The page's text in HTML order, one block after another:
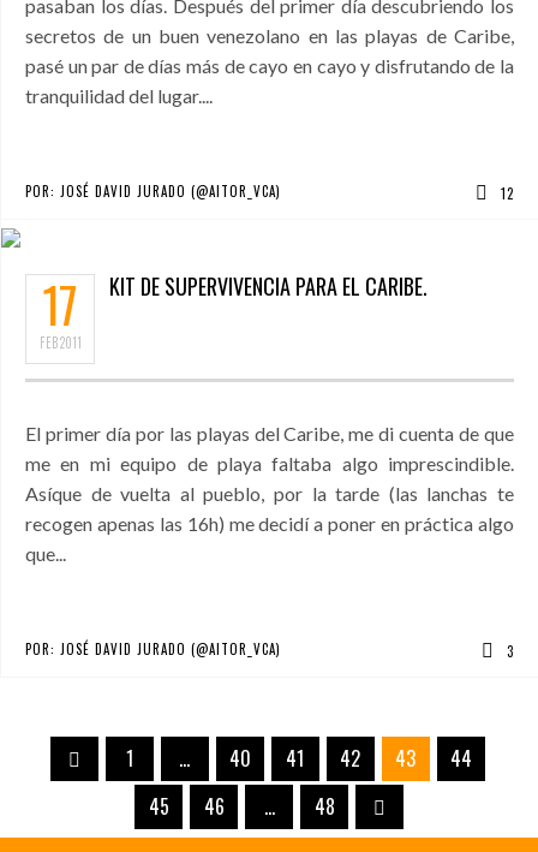
pasaban los días. Después del primer día descubriendo los
secretos de un buen venezolano en las playas de Caribe,
pasé un par de días más de cayo en cayo y disfrutando de la
tranquilidad del lugar....
POR: JOSÉ DAVID JURADO (@AITOR_VCA) 12
17
FEB2011
KIT DE SUPERVIVENCIA PARA EL CARIBE.
El primer día por las playas del Caribe, me di cuenta de que
me en mi equipo de playa faltaba algo imprescindible.
Asíque de vuelta al pueblo, por la tarde (las lanchas te
recogen apenas las 16h) me decidí a poner en práctica algo
que...
POR: JOSÉ DAVID JURADO (@AITOR_VCA) 3
1 … 40 41 42 43
44
45
46 … 48